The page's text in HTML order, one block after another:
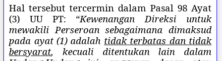
Hal tersebut tercermin dalam Pasal 98 Ayat
(3) UU PT: “Kewenangan Direksi untuk
mewakili Perseroan sebagaimana dimaksud
pada ayat (1) adalah tidak terbatas dan tidak
bersyarat, kecuali ditentukan lain dalam